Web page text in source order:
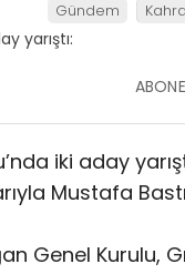
Gündem
iki aday
Mustafa
Genel Kurulu,